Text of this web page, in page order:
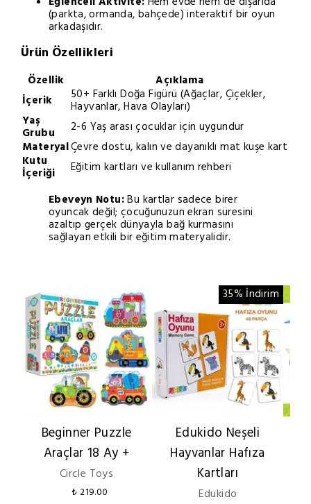
(parkta, ormanda, bahçede) interaktif bir oyun
arkadaşıdır.
Ürün Özellikleri
Özellik
Açıklama
İçerik
50+ Farklı Doğa Figürü (Ağaçlar, Çiçekler,
Hayvanlar, Hava Olayları)
Yaş
Grubu
2-6 Yaş arası çocuklar için uygundur
MateryalÇevre dostu, kalın ve dayanıklı mat kuşe kart
Kutu
İçeriği
Eğitim kartları ve kullanım rehberi
Ebeveyn Notu:Bu kartlar sadece birer
oyuncak değil; çocuğunuzun ekran süresini
azaltıp gerçek dünyayla bağ kurmasını
sağlayan etkili bir eğitim materyalidir.
Beginner Puzzle
Araçlar 18 Ay +
Circle Toys
₺ 219.00
35% İndirim
Edukido Neşeli
Hayvanlar Hafıza
Kartları
Edukido